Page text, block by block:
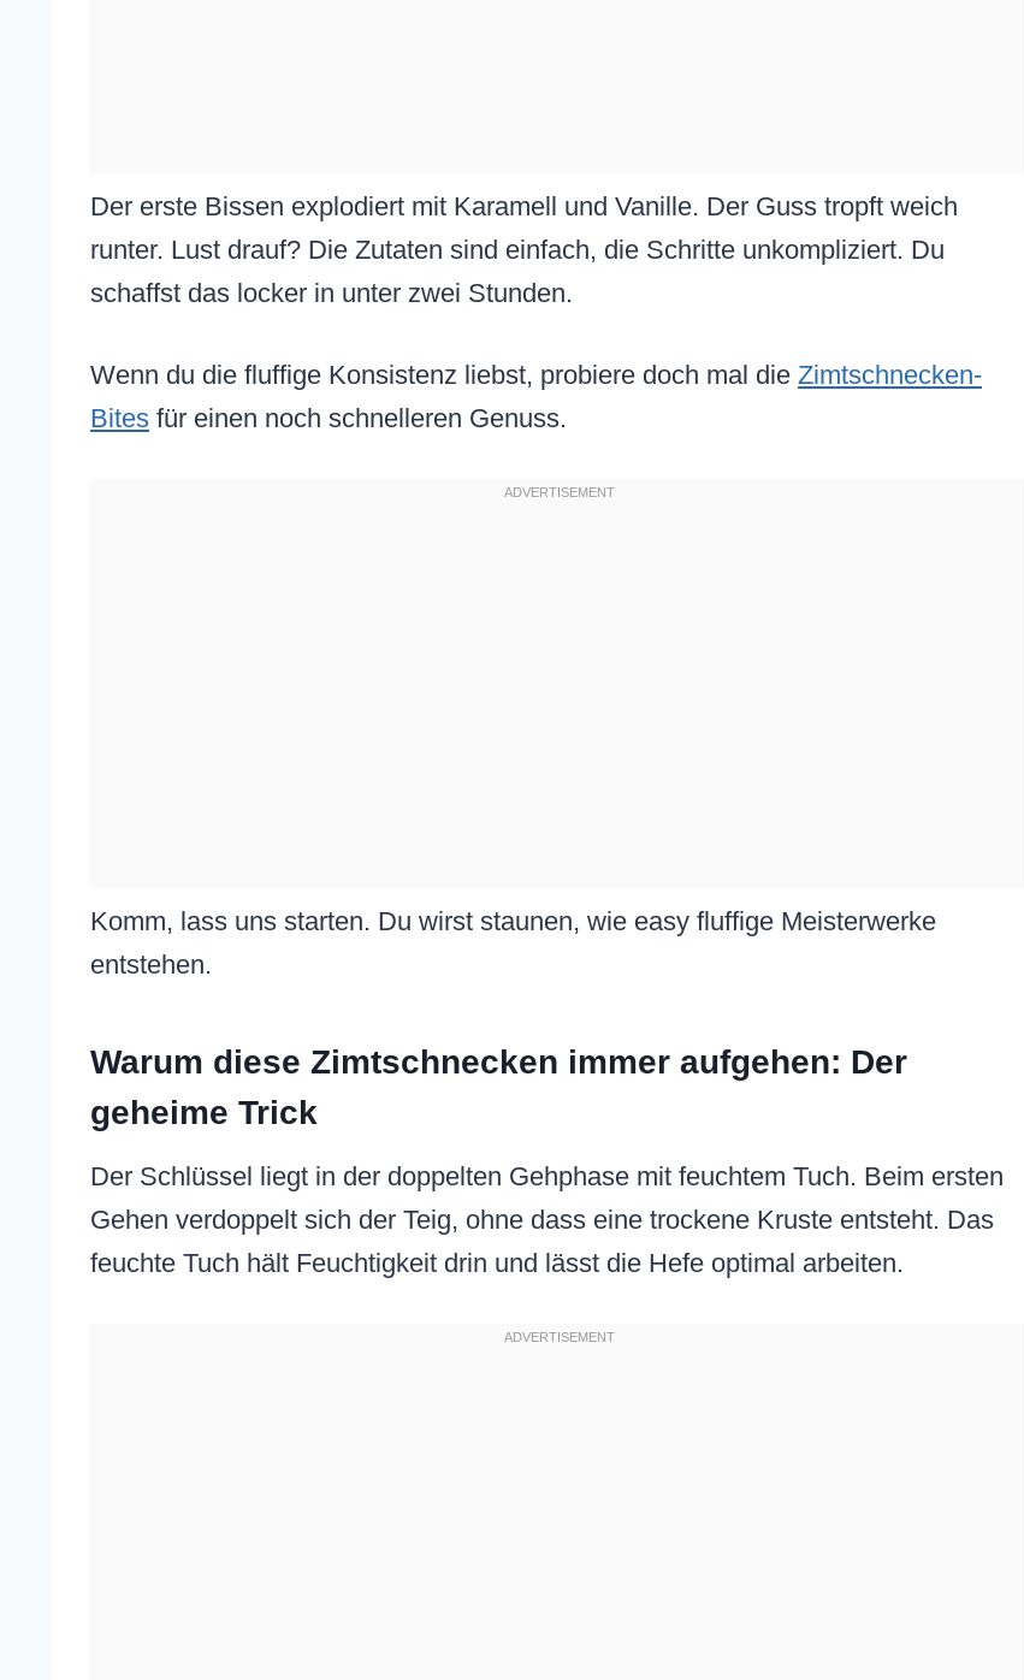
Der erste Bissen explodiert mit Karamell und Vanille. Der Guss tropft weich
runter. Lust drauf? Die Zutaten sind einfach, die Schritte unkompliziert. Du
schaffst das locker in unter zwei Stunden.
Wenn du die fluffige Konsistenz liebst, probiere doch mal die Zimtschnecken-
Bites für einen noch schnelleren Genuss.
Komm, lass uns starten. Du wirst staunen, wie easy fluffige Meisterwerke
entstehen.
Warum diese Zimtschnecken immer aufgehen: Der
geheime Trick
Der Schlüssel liegt in der doppelten Gehphase mit feuchtem Tuch. Beim ersten
Gehen verdoppelt sich der Teig, ohne dass eine trockene Kruste entsteht. Das
feuchte Tuch hält Feuchtigkeit drin und lässt die Hefe optimal arbeiten.